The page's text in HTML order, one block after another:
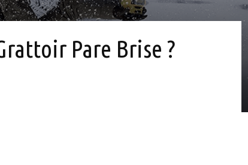
Pare Brise ?